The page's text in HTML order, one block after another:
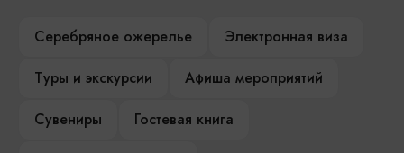
Серебряное ожерелье
Электронная виза
Туры и экскурсии
Афиша мероприятий
Сувениры
Гостевая книга